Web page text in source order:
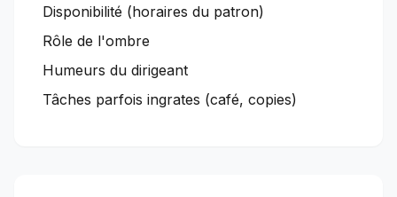
Disponibilité (horaires du patron)
Rôle de l'ombre
Humeurs du dirigeant
Tâches parfois ingrates (café, copies)